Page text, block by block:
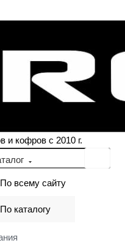
и кофров с 2010 г.
По всему сайту
По каталогу